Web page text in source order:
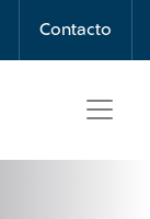
Contacto